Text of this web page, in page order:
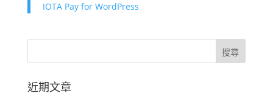
IOTA Pay for WordPress
近期文章